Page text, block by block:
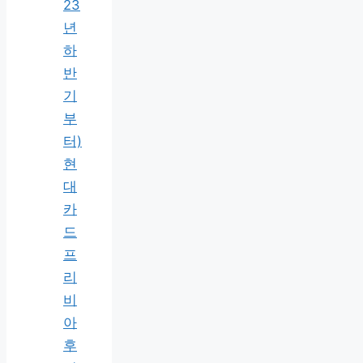
23
년
하
반
기
부
터)
현
대
카
드
프
리
비
아
후